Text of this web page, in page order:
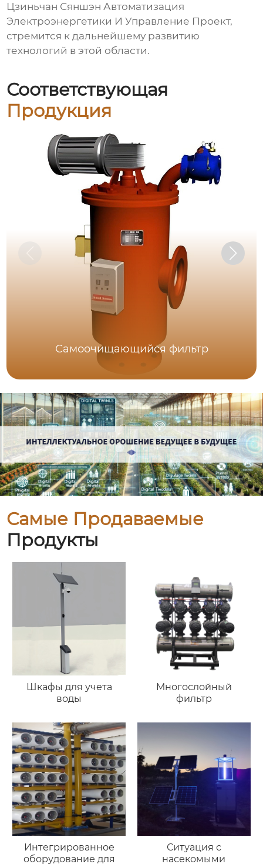
Цзиньчан Сяншэн Автоматизация
Электроэнергетики И Управление Проект,
стремится к дальнейшему развитию
технологий в этой области.
Соответствующая
Продукция
Самоочищающийся фильтр
Самые Продаваемые
Продукты
Шкафы для учета
воды
Многослойный
фильтр
Интегрированное
оборудование для
Ситуация с
насекомыми